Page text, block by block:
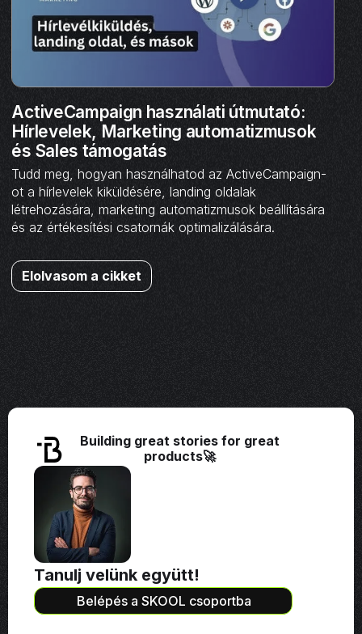
ActiveCampaign használati útmutató:
Hírlevelek, Marketing automatizmusok
és Sales támogatás
Tudd meg, hogyan használhatod az ActiveCampaign-
ot a hírlevelek kiküldésére, landing oldalak
létrehozására, marketing automatizmusok beállítására
és az értékesítési csatornák optimalizálására.
Elolvasom a cikket
Building great stories for great
products🚀
Tanulj velünk együtt!
Belépés a SKOOL csoportba